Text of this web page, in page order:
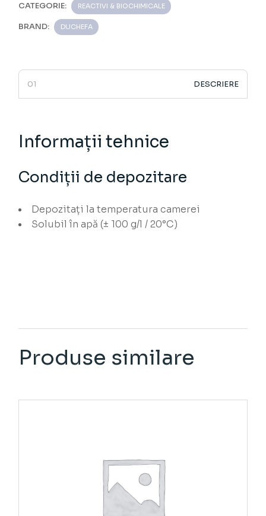
CATEGORIE: REACTIVI & BIOCHIMICALE
BRAND: DUCHEFA
DESCRIERE
Informații tehnice
Condiții de depozitare
Depozitați la temperatura camerei
Solubil în apă (± 100 g/l / 20°C)
Produse similare